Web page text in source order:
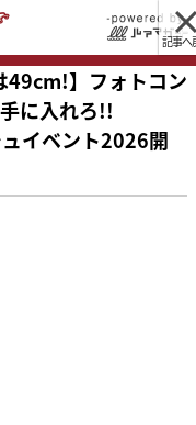
記事へ
】フォトコン
に入れろ!!
イベント2026開